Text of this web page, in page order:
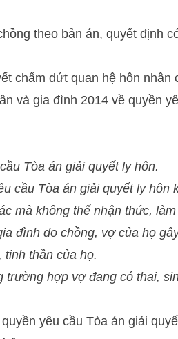
theo bản án, quyết định
chấm dứt quan hệ hôn nhân
và gia đình 2014 về quyền
Tòa án giải quyết ly hôn.
cầu Tòa án giải quyết ly hôn
mà không thể nhận thức,
đình do chồng, vợ của họ
thần của họ.
hợp vợ đang có thai,
yêu cầu Tòa án giải